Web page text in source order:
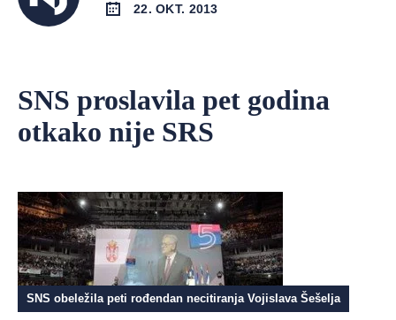
22. OKT. 2013
SNS proslavila pet godina
otkako nije SRS
SNS obeležila peti rođendan necitiranja Vojislava Šešelja